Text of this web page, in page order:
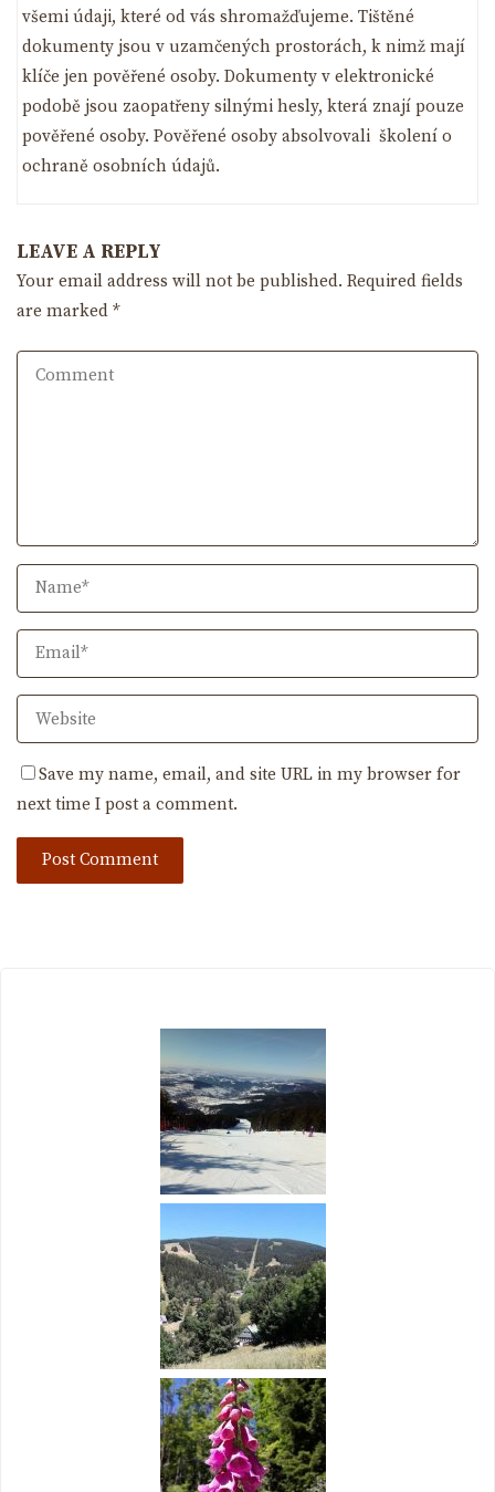
všemi údaji, které od vás shromažďujeme. Tištěné
dokumenty jsou v uzamčených prostorách, k nimž mají
klíče jen pověřené osoby. Dokumenty v elektronické
podobě jsou zaopatřeny silnými hesly, která znají pouze
pověřené osoby. Pověřené osoby absolvovali školení o
ochraně osobních údajů.
LEAVE A REPLY
Your email address will not be published. Required fields
are marked*
Save my name, email, and site URL in my browser for
next time I post a comment.